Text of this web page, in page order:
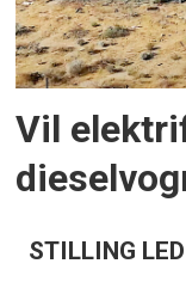
Vil
STILLING